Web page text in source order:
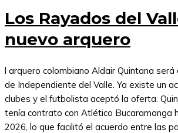
Los Rayados del
nuevo arquero
l arquero colombiano Aldair Quintana será
de Independiente del Valle. Ya existe un
clubes y el futbolista aceptó la oferta.
tenía contrato con Atlético Bucaramanga
2026, lo que facilitó el acuerdo entre las